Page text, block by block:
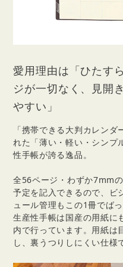
愛用理由は「ひたす
ジが一切なく、見開
やすい」
「携帯できる大判カレン
れた「薄い・軽い・シンプ
性手帳が誇る逸品。
全56ページ・わずか7mm
予定を記入できるので、ビ
ュール管理もこの1冊でばっ
生産性手帳は国産の用紙に
内で行っています。用紙は
し、裏うつりしにくい仕様